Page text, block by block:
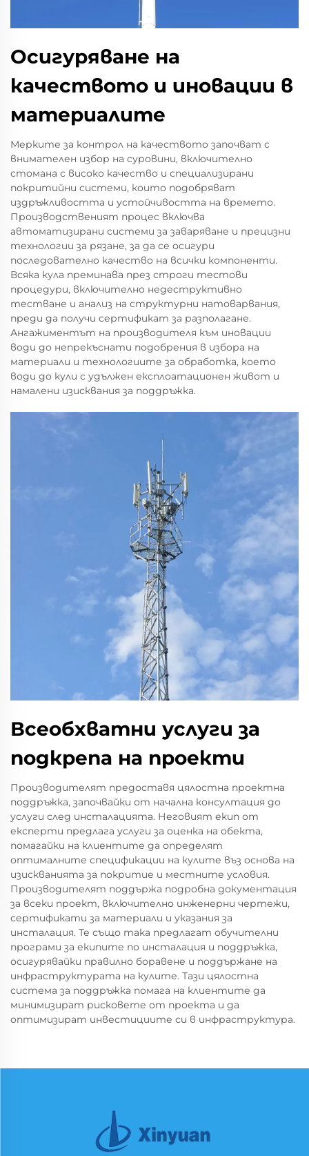
Осигуряване на
качеството и иновации в
материалите
Мерките за контрол на качеството започват с
внимателен избор на суровини, включително
стомана с високо качество и специализирани
покритийни системи, които подобряват
издръжливостта и устойчивостта на времето.
Производственият процес включва
автоматизирани системи за заваряване и прецизни
технологии за рязане, за да се осигури
последователно качество на всички компоненти.
Всяка кула преминава през строги тестови
процедури, включително недеструктивно
тестване и анализ на структурни натоварвания,
преди да получи сертификат за разполагане.
Ангажиментът на производителя към иновации
води до непрекъснати подобрения в избора на
материали и технологиите за обработка, което
води до кули с удължен експлоатационен живот и
намалени изисквания за поддръжка.
Всеобхватни услуги за
подкрепа на проекти
Производителят предоставя цялостна проектна
поддръжка, започвайки от начална консултация до
услуги след инсталацията. Неговият екип от
експерти предлага услуги за оценка на обекта,
помагайки на клиентите да определят
оптималните спецификации на кулите въз основа на
изискванията за покритие и местните условия.
Производителят поддържа подробна документация
за всеки проект, включително инженерни чертежи,
сертификати за материали и указания за
инсталация. Те също така предлагат обучителни
програми за екипите по инсталация и поддръжка,
осигурявайки правилно боравене и поддържане на
инфраструктурата на кулите. Тази цялостна
система за поддръжка помага на клиентите да
минимизират рисковете от проекта и да
оптимизират инвестициите си в инфраструктура.